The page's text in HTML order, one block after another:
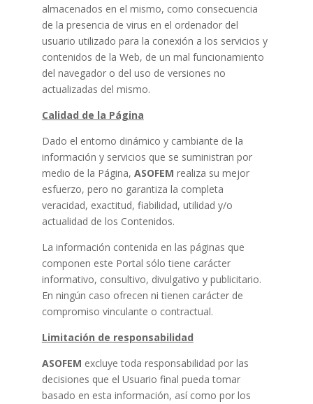
almacenados en el mismo, como consecuencia
de la presencia de virus en el ordenador del
usuario utilizado para la conexión a los servicios y
contenidos de la Web, de un mal funcionamiento
del navegador o del uso de versiones no
actualizadas del mismo.
Calidad de la Página
Dado el entorno dinámico y cambiante de la
información y servicios que se suministran por
medio de la Página, ASOFEM realiza su mejor
esfuerzo, pero no garantiza la completa
veracidad, exactitud, fiabilidad, utilidad y/o
actualidad de los Contenidos.
La información contenida en las páginas que
componen este Portal sólo tiene carácter
informativo, consultivo, divulgativo y publicitario.
En ningún caso ofrecen ni tienen carácter de
compromiso vinculante o contractual.
Limitación de responsabilidad
ASOFEM excluye toda responsabilidad por las
decisiones que el Usuario final pueda tomar
basado en esta información, así como por los